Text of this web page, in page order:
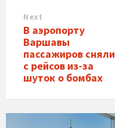
Next
В аэропорту
Варшавы
пассажиров сняли
с рейсов из-за
шуток о бомбах